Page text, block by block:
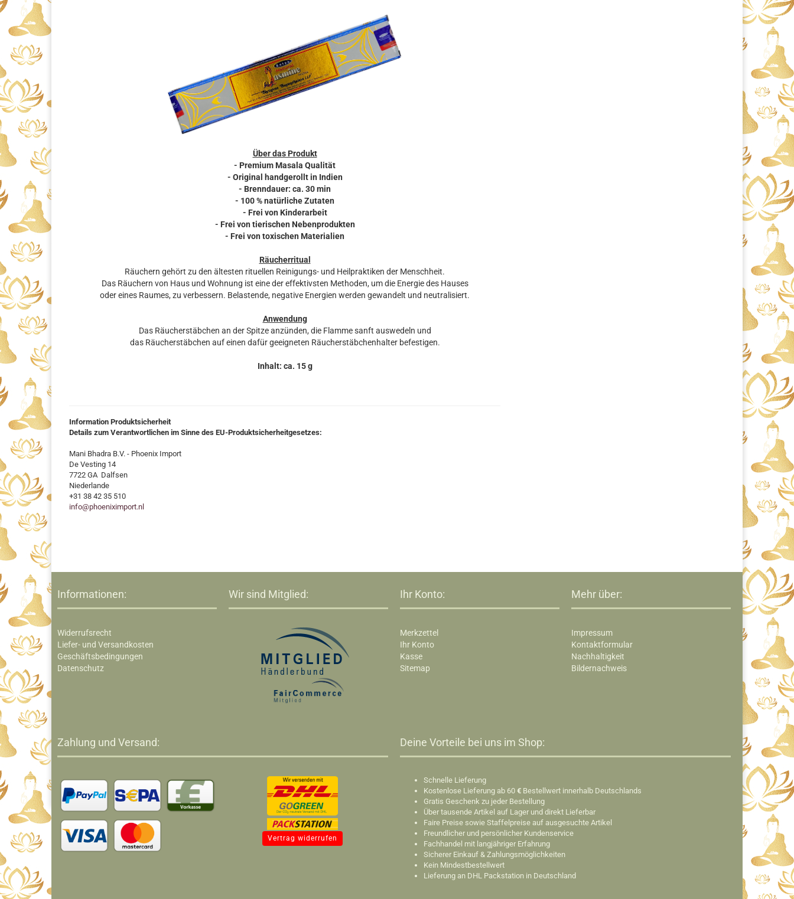
Über das Produkt
- Premium Masala Qualität
- Original handgerollt in Indien
- Brenndauer: ca. 30 min
- 100 % natürliche Zutaten
- Frei von Kinderarbeit
- Frei von tierischen Nebenprodukten
- Frei von toxischen Materialien
Räucherritual
Räuchern gehört zu den ältesten rituellen Reinigungs- und Heilpraktiken der Menschheit.
Das Räuchern von Haus und Wohnung ist eine der effektivsten Methoden, um die Energie des Hauses
oder eines Raumes, zu verbessern. Belastende, negative Energien werden gewandelt und neutralisiert.
Anwendung
Das Räucherstäbchen an der Spitze anzünden, die Flamme sanft auswedeln und
das Räucherstäbchen auf einen dafür geeigneten Räucherstäbchenhalter befestigen.
Inhalt: ca. 15 g
Information Produktsicherheit
Details zum Verantwortlichen im Sinne des EU-Produktsicherheitgesetzes:
Mani Bhadra B.V. - Phoenix Import
De Vesting 14
7722 GA Dalfsen
Niederlande
+31 38 42 35 510
info@phoeniximport.nl
Informationen:
Widerrufsrecht
Liefer- und Versandkosten
Geschäftsbedingungen
Datenschutz
Wir sind Mitglied: Ihr Konto:
Merkzettel
Ihr Konto
Kasse
Sitemap
Mehr über:
Impressum
Kontaktformular
Nachhaltigkeit
Bildernachweis
Zahlung und Versand:
Vertrag widerrufen
Deine Vorteile bei uns im Shop:​
Schnelle Lieferung
Kostenlose Lieferung ab 60 € Bestellwert innerhalb Deutschlands
Gratis Geschenk zu jeder Bestellung
Über tausende Artikel auf Lager und direkt Lieferbar
Faire Preise sowie Staffelpreise auf ausgesuchte Artikel
Freundlicher und persönlicher Kundenservice
Fachhandel mit langjähriger Erfahrung
Sicherer Einkauf & Zahlungsmöglichkeiten
Kein Mindestbestellwert
Lieferung an DHL Packstation in Deutschland